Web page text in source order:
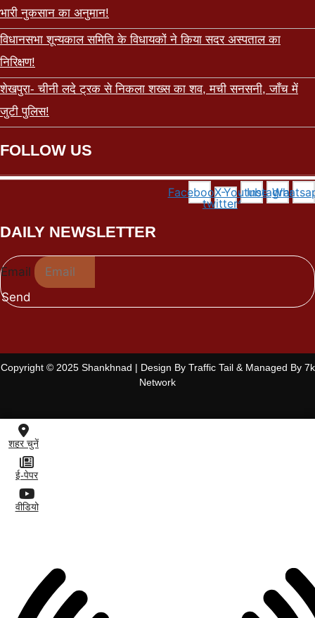
भारी नुकसान का अनुमान!
विधानसभा शून्यकाल समिति के विधायकों ने किया सदर अस्पताल का
निरिक्षण!
शेखपुरा- चीनी लदे ट्रक से निकला शख्स का शव, मची सनसनी, जाँच में
जुटी पुलिस!
FOLLOW US
FacebookX-
twitter
YoutubeInstagram
DAILY NEWSLETTER
Email
Send
Copyright © 2025 Shankhnad | Design By Traffic Tail & Managed By 7k
Network
शहर चुनें
ई-पेपर
वीडियो